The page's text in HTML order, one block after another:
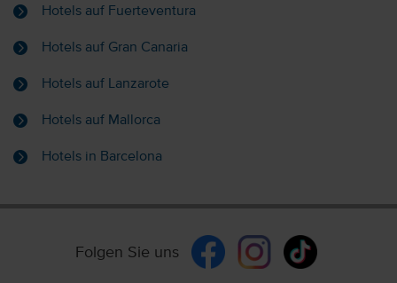
Hotels auf Fuerteventura
Hotels auf Gran Canaria
Hotels auf Lanzarote
Hotels auf Mallorca
Hotels in Barcelona
Folgen Sie uns